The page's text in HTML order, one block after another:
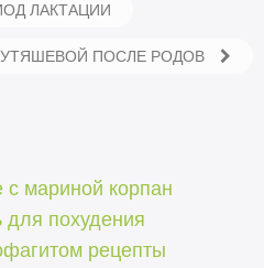
ЛАКТАЦИИ
ПОСЛЕ РОДОВ
с мариной корпан
для похудения
рецепты